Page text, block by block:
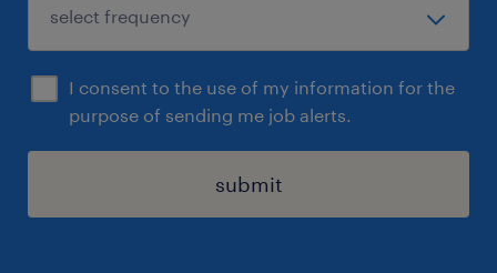
I consent to the use of my information for the
purpose of sending me job alerts.
submit